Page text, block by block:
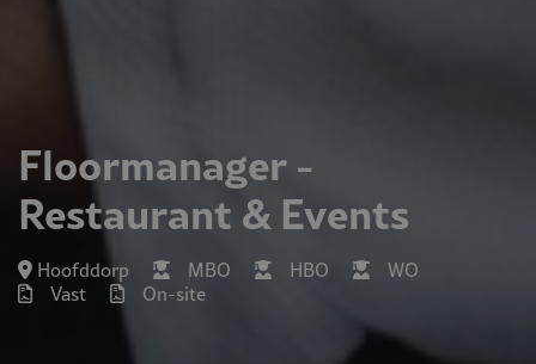
Floormanager -
Restaurant & Events
Hoofddorp MBO HBO
WO
Vast
On-site